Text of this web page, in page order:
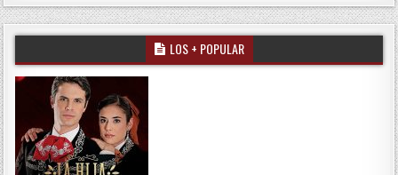
LOS + POPULAR